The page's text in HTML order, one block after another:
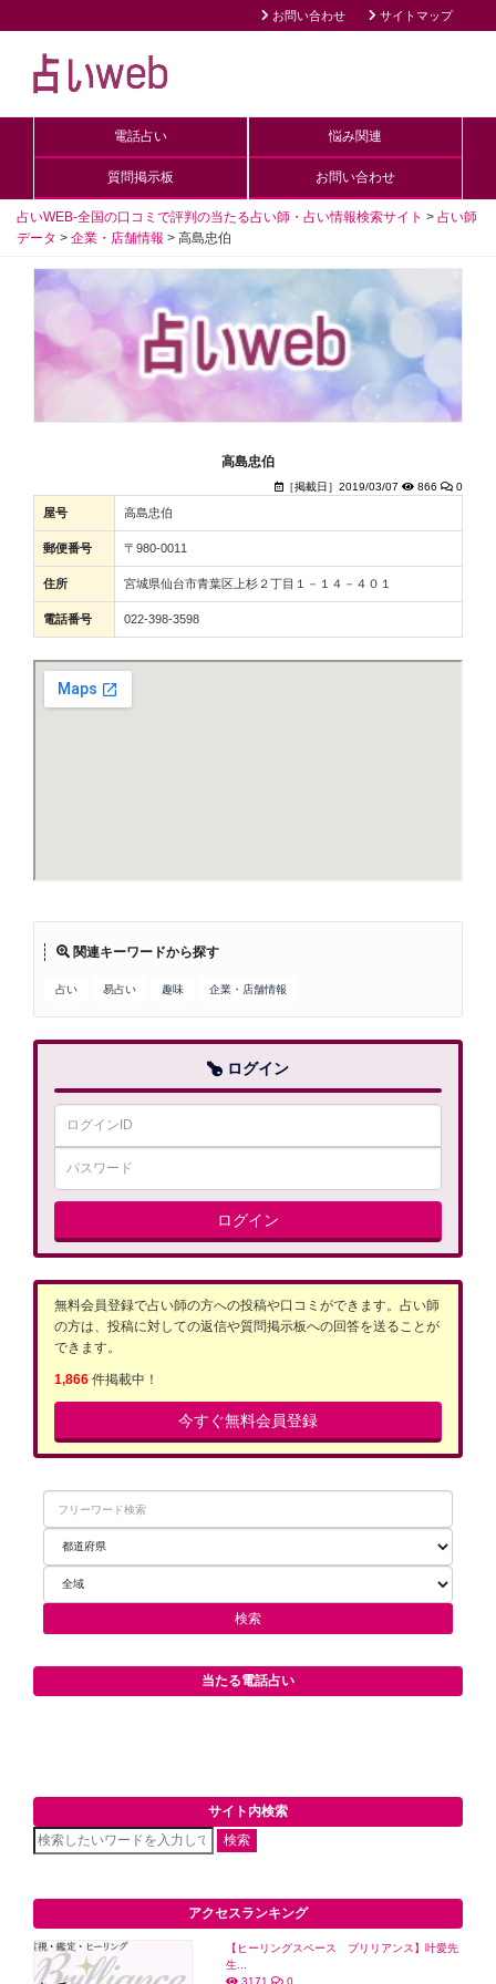
お問い合わせ サイトマップ
電話占い 悩み関連
質問掲示板 お問い合わせ
占いWEB-全国の口コミで評判の当たる占い師・占い情報検索サイト > 占い師
データ > 企業・店舗情報 > 高島忠伯
高島忠伯
［掲載日］2019/03/07 866 0
屋号 高島忠伯
郵便番号 〒980-0011
住所 宮城県仙台市青葉区上杉２丁目１－１４－４０１
電話番号 022-398-3598
関連キーワードから探す
占い 易占い 趣味 企業・店舗情報
ログイン
ログイン
無料会員登録で占い師の方への投稿や口コミができます。占い師
の方は、投稿に対しての返信や質問掲示板への回答を送ることが
できます。
1,866 件掲載中！
今すぐ無料会員登録
当たる電話占い
サイト内検索
検索
アクセスランキング
【ヒーリングスペース ブリリアンス】叶愛先
生...
3171
0